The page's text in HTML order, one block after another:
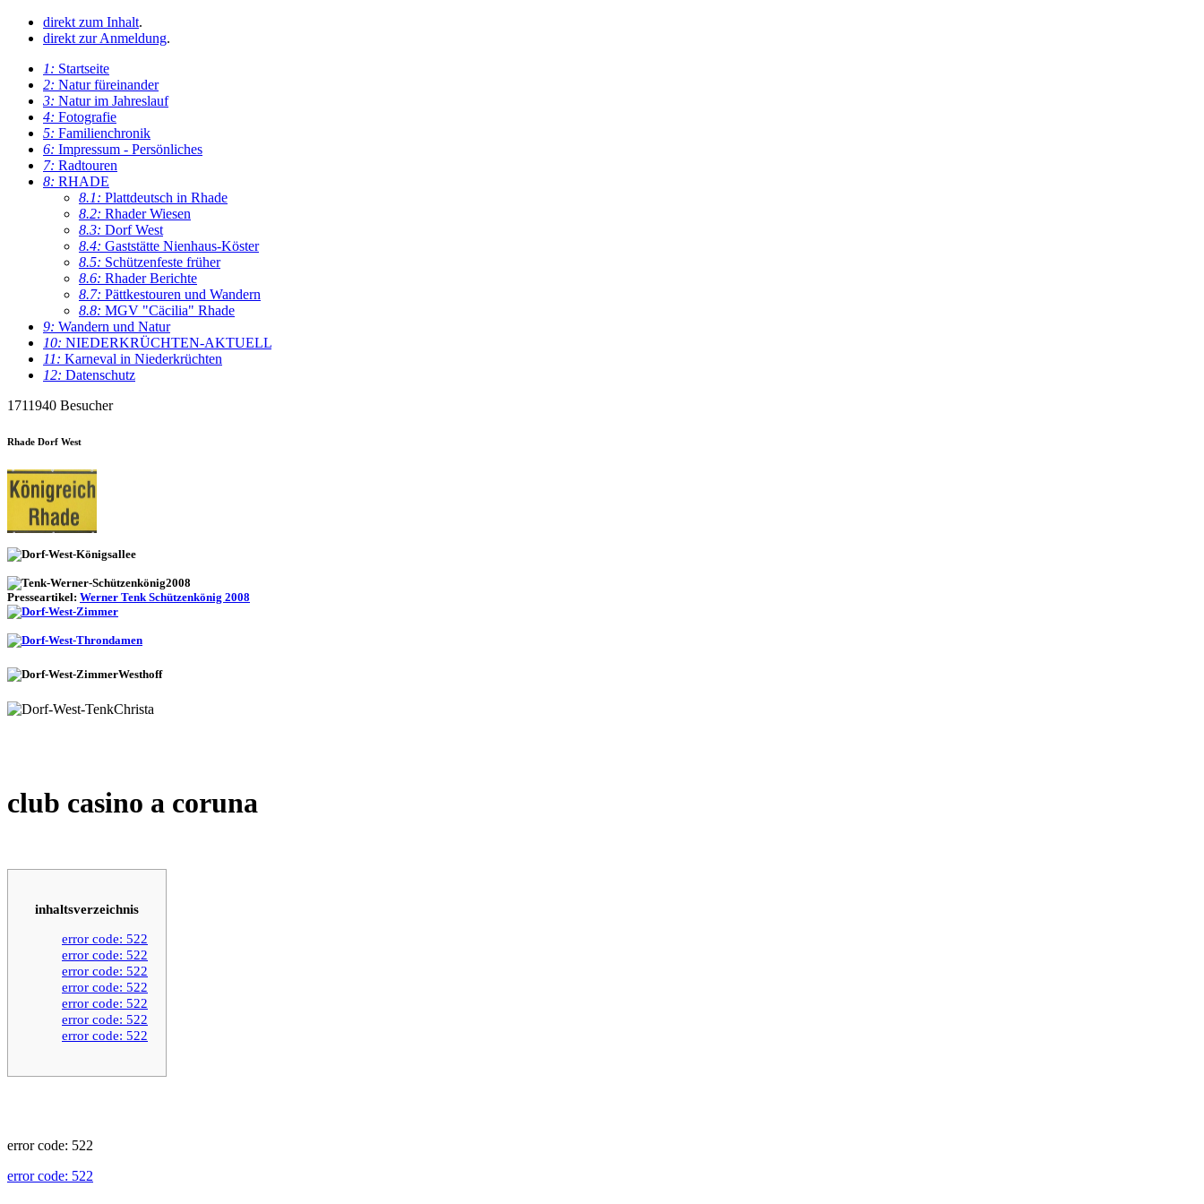
direkt zum Inhalt.
direkt zur Anmeldung.
1: Startseite
2: Natur füreinander
3: Natur im Jahreslauf
4: Fotografie
5: Familienchronik
6: Impressum - Persönliches
7: Radtouren
8: RHADE
8.1: Plattdeutsch in Rhade
8.2: Rhader Wiesen
8.3: Dorf West
8.4: Gaststätte Nienhaus-Köster
8.5: Schützenfeste früher
8.6: Rhader Berichte
8.7: Pättkestouren und Wandern
8.8: MGV "Cäcilia" Rhade
9: Wandern und Natur
10: NIEDERKRÜCHTEN-AKTUELL
11: Karneval in Niederkrüchten
12: Datenschutz
1711940 Besucher
Rhade Dorf West
Presseartikel: Werner Tenk Schützenkönig 2008
club casino a coruna
inhaltsverzeichnis
error code: 522
error code: 522
error code: 522
error code: 522
error code: 522
error code: 522
error code: 522
error code: 522
error code: 522